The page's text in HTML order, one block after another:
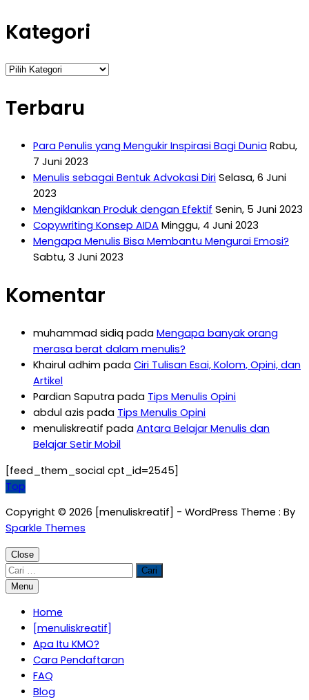
Kategori
Kategori
Terbaru
Para Penulis yang Mengukir Inspirasi Bagi Dunia Rabu,
7 Juni 2023
Menulis sebagai Bentuk Advokasi Diri Selasa, 6 Juni
2023
Mengiklankan Produk dengan Efektif Senin, 5 Juni 2023
Copywriting Konsep AIDA Minggu, 4 Juni 2023
Mengapa Menulis Bisa Membantu Mengurai Emosi?
Sabtu, 3 Juni 2023
Komentar
muhammad sidiq pada Mengapa banyak orang
merasa berat dalam menulis?
Khairul adhim pada Ciri Tulisan Esai, Kolom, Opini, dan
Artikel
Pardian Saputra pada Tips Menulis Opini
abdul azis pada Tips Menulis Opini
menuliskreatif pada Antara Belajar Menulis dan
Belajar Setir Mobil
[feed_them_social cpt_id=2545]
Top
Copyright © 2026 [menuliskreatif] - WordPress Theme : By
Sparkle Themes
Close
Cari
untuk:
Menu
Home
[menuliskreatif]
Apa Itu KMO?
Cara Pendaftaran
FAQ
Blog